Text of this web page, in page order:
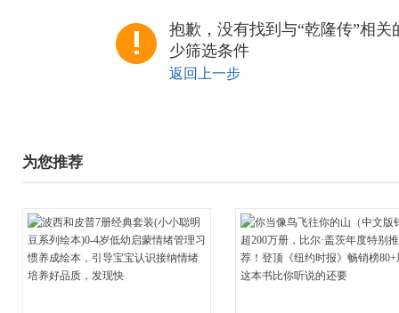
抱歉，没有找到与“乾隆传”相
少筛选条件
返回上一步
为您推荐